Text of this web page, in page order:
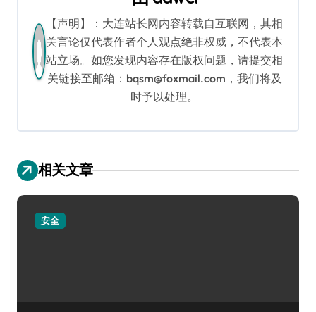
【声明】：大连站长网内容转载自互联网，其相
关言论仅代表作者个人观点绝非权威，不代表本
站立场。如您发现内容存在版权问题，请提交相
关链接至邮箱：bqsm@foxmail.com，我们将及
时予以处理。
相关文章
安全